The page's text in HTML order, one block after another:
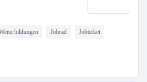
Jobrad Jobticket